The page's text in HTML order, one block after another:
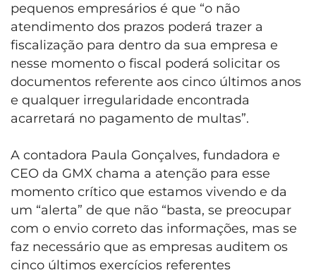
pequenos empresários é que “o não
atendimento dos prazos poderá trazer a
fiscalização para dentro da sua empresa e
nesse momento o fiscal poderá solicitar os
documentos referente aos cinco últimos anos
e qualquer irregularidade encontrada
acarretará no pagamento de multas”.
A contadora Paula Gonçalves, fundadora e
CEO da GMX chama a atenção para esse
momento crítico que estamos vivendo e da
um “alerta” de que não “basta, se preocupar
com o envio correto das informações, mas se
faz necessário que as empresas auditem os
cinco últimos exercícios referentes